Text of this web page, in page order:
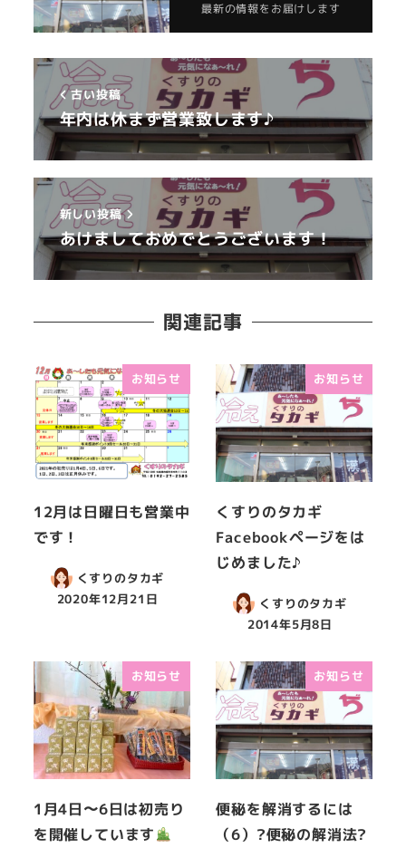
最新の情報をお届けします
古い投稿
年内は休まず営業致します♪
新しい投稿
あけましておめでとうございます！
関連記事
お知らせ
12月は日曜日も営業中
です！
くすりのタカギ
2020年12月21日
お知らせ
くすりのタカギ
Facebookページをは
じめました♪
くすりのタカギ
2014年5月8日
お知らせ
1月4日〜6日は初売り
を開催しています
お知らせ
便秘を解消するには
（6）?便秘の解消法?